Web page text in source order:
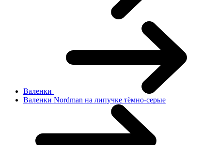
Валенки
Валенки Nordman на липучке тёмно-серые